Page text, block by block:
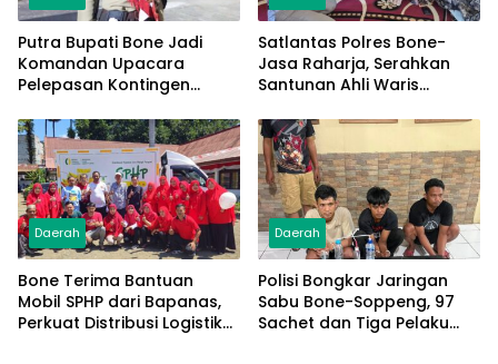
Putra Bupati Bone Jadi
Komandan Upacara
Pelepasan Kontingen
Satlantas Polres Bone-
Jasa Raharja, Serahkan
Santunan Ahli Waris
Rp50 Juta
Daerah
Bone Terima Bantuan
Mobil SPHP dari Bapanas,
Perkuat Distribusi Logistik
Daerah
Polisi Bongkar Jaringan
Sabu Bone-Soppeng, 97
Sachet dan Tiga Pelaku